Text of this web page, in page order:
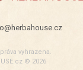
vyhrazena.
© 2026